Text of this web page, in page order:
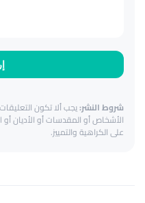
شروط النشر:يجب ألا تكون
الأشخاص أو المقدسات أو الأديان أو
على الكراهية والتمييز.